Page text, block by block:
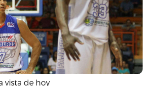
vista de hoy